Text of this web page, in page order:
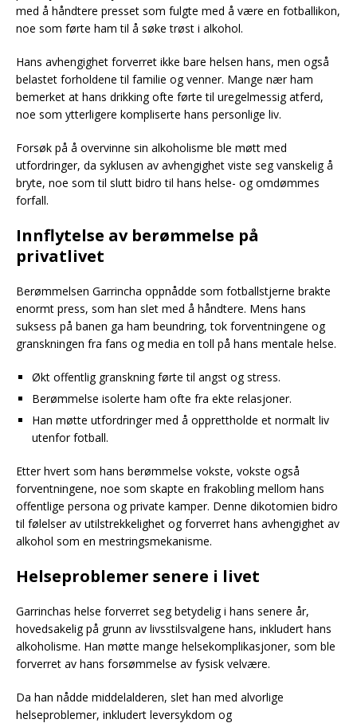
med å håndtere presset som fulgte med å være en fotballikon,
noe som førte ham til å søke trøst i alkohol.
Hans avhengighet forverret ikke bare helsen hans, men også
belastet forholdene til familie og venner. Mange nær ham
bemerket at hans drikking ofte førte til uregelmessig atferd,
noe som ytterligere kompliserte hans personlige liv.
Forsøk på å overvinne sin alkoholisme ble møtt med
utfordringer, da syklusen av avhengighet viste seg vanskelig å
bryte, noe som til slutt bidro til hans helse- og omdømmes
forfall.
Innflytelse av berømmelse på
privatlivet
Berømmelsen Garrincha oppnådde som fotballstjerne brakte
enormt press, som han slet med å håndtere. Mens hans
suksess på banen ga ham beundring, tok forventningene og
granskningen fra fans og media en toll på hans mentale helse.
Økt offentlig granskning førte til angst og stress.
Berømmelse isolerte ham ofte fra ekte relasjoner.
Han møtte utfordringer med å opprettholde et normalt liv
utenfor fotball.
Etter hvert som hans berømmelse vokste, vokste også
forventningene, noe som skapte en frakobling mellom hans
offentlige persona og private kamper. Denne dikotomien bidro
til følelser av utilstrekkelighet og forverret hans avhengighet av
alkohol som en mestringsmekanisme.
Helseproblemer senere i livet
Garrinchas helse forverret seg betydelig i hans senere år,
hovedsakelig på grunn av livsstilsvalgene hans, inkludert hans
alkoholisme. Han møtte mange helsekomplikasjoner, som ble
forverret av hans forsømmelse av fysisk velvære.
Da han nådde middelalderen, slet han med alvorlige
helseproblemer, inkludert leversykdom og